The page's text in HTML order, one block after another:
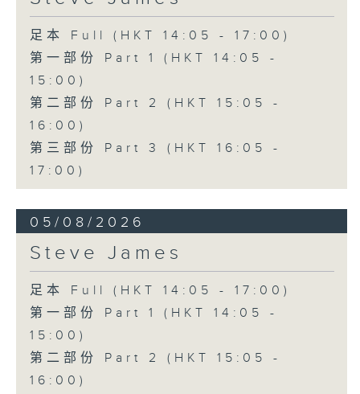
足本 Full (HKT 14:05 - 17:00)
第一部份 Part 1 (HKT 14:05 -
15:00)
第二部份 Part 2 (HKT 15:05 -
16:00)
第三部份 Part 3 (HKT 16:05 -
17:00)
05/08/2026
Steve James
足本 Full (HKT 14:05 - 17:00)
第一部份 Part 1 (HKT 14:05 -
15:00)
第二部份 Part 2 (HKT 15:05 -
16:00)